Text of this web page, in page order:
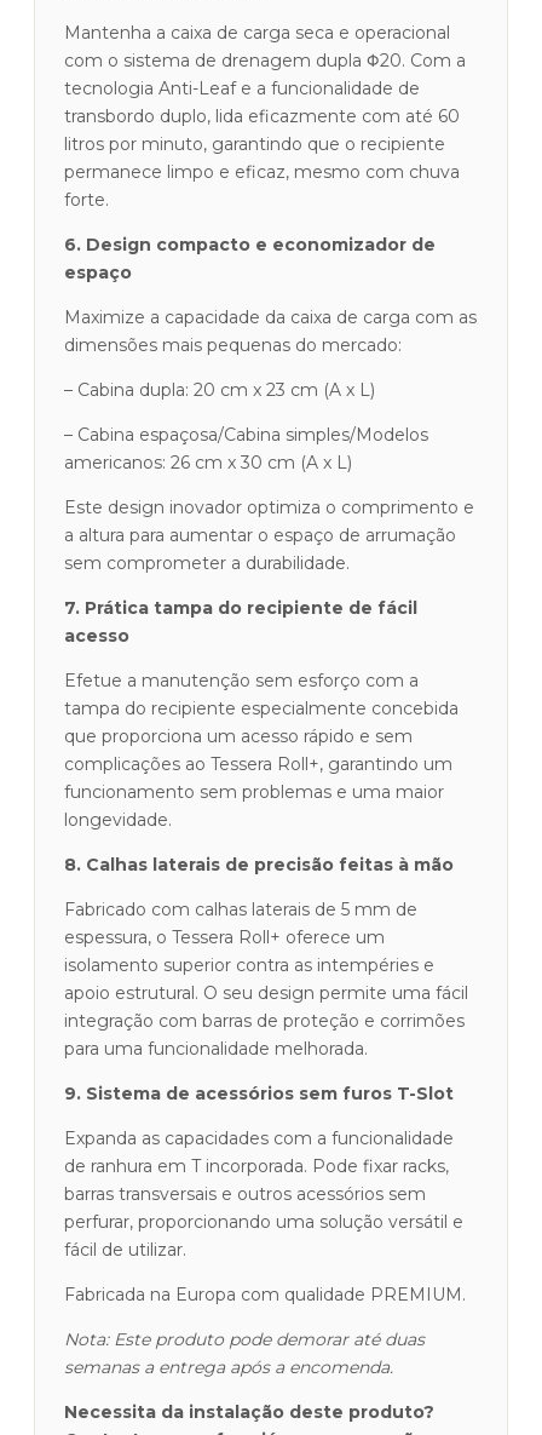
Mantenha a caixa de carga seca e operacional
com o sistema de drenagem dupla Φ20. Com a
tecnologia Anti-Leaf e a funcionalidade de
transbordo duplo, lida eficazmente com até 60
litros por minuto, garantindo que o recipiente
permanece limpo e eficaz, mesmo com chuva
forte.
6. Design compacto e economizador de
espaço
Maximize a capacidade da caixa de carga com as
dimensões mais pequenas do mercado:
– Cabina dupla: 20 cm x 23 cm (A x L)
– Cabina espaçosa/Cabina simples/Modelos
americanos: 26 cm x 30 cm (A x L)
Este design inovador optimiza o comprimento e
a altura para aumentar o espaço de arrumação
sem comprometer a durabilidade.
7. Prática tampa do recipiente de fácil
acesso
Efetue a manutenção sem esforço com a
tampa do recipiente especialmente concebida
que proporciona um acesso rápido e sem
complicações ao Tessera Roll+, garantindo um
funcionamento sem problemas e uma maior
longevidade.
8. Calhas laterais de precisão feitas à mão
Fabricado com calhas laterais de 5 mm de
espessura, o Tessera Roll+ oferece um
isolamento superior contra as intempéries e
apoio estrutural. O seu design permite uma fácil
integração com barras de proteção e corrimões
para uma funcionalidade melhorada.
9. Sistema de acessórios sem furos T-Slot
Expanda as capacidades com a funcionalidade
de ranhura em T incorporada. Pode fixar racks,
barras transversais e outros acessórios sem
perfurar, proporcionando uma solução versátil e
fácil de utilizar.
Fabricada na Europa com qualidade PREMIUM.
Nota: Este produto pode demorar até duas
semanas a entrega após a encomenda.
Necessita da instalação deste produto?